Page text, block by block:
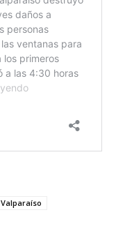
Valparaíso